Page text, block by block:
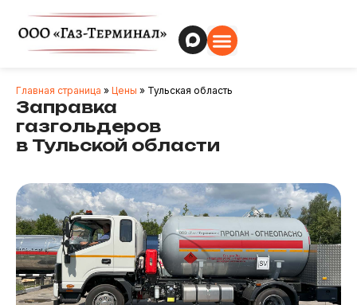
Главная страница » Цены » Тульская область
Заправка
газгольдеров
в Тульской области